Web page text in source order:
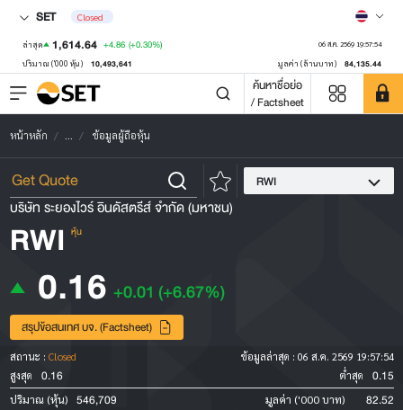
SET Closed
ล่าสุด 1,614.64 +4.86 (+0.30%) 06 ส.ค. 2569 19:57:54
ปริมาณ ('000 หุ้น) 10,493,641 มูลค่า (ล้านบาท) 84,135.44
ค้นหาชื่อย่อ
/ Factsheet
หน้าหลัก ... ข้อมูลผู้ถือหุ้น
RWI
บริษัท ระยองไวร์ อินดัสตรีส์ จำกัด (มหาชน)
RWI หุ้น
0.16 +0.01 (+6.67%)
สรุปข้อสนเทศ บจ. (Factsheet)
สถานะ : Closed ข้อมูลล่าสุด : 06 ส.ค. 2569 19:57:54
สูงสุด
0.16 ต่ำสุด 0.15
ปริมาณ (หุ้น) 546,709 มูลค่า ('000 บาท) 82.52